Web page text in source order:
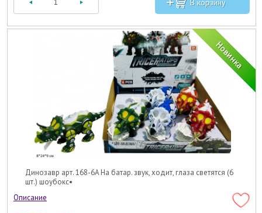
Динозавр арт. 168-6A На батар. звук, ходит, глаза светятся (6
шт.) шоубокс•